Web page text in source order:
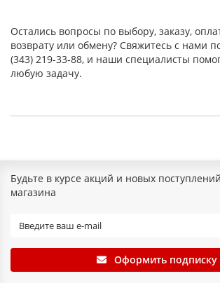
Остались вопросы по выбору, заказу,
возврату или обмену? Свяжитесь с нами
(343) 219-33-88, и наши специалисты
любую задачу.
Будьте в курсе акций и новых
магазина
Оформить подписку